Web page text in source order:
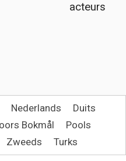
acteurs
Nederlands
Duits
Bokmål
Pools
Zweeds Turks